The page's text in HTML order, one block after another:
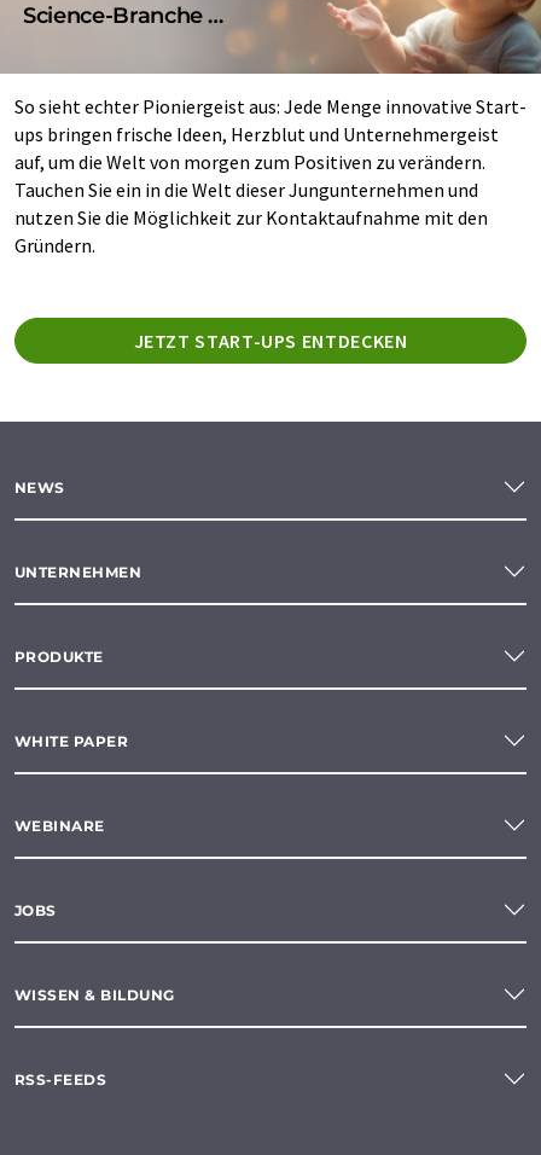
Science-Branche …
So sieht echter Pioniergeist aus: Jede Menge innovative Start-
ups bringen frische Ideen, Herzblut und Unternehmergeist
auf, um die Welt von morgen zum Positiven zu verändern.
Tauchen Sie ein in die Welt dieser Jungunternehmen und
nutzen Sie die Möglichkeit zur Kontaktaufnahme mit den
Gründern.
JETZT START-UPS ENTDECKEN
NEWS
UNTERNEHMEN
PRODUKTE
WHITE PAPER
WEBINARE
JOBS
WISSEN & BILDUNG
RSS-FEEDS